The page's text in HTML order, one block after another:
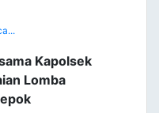
Kapolsek
Lomba